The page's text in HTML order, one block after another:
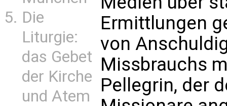
Die
Liturgie:
das Gebet
der Kirche
und Atem
Ermittlungen
von
Missbrauchs
Pellegrin, der